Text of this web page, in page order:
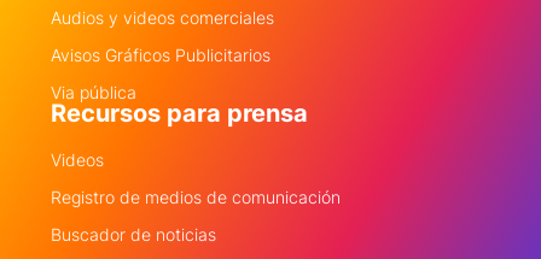
Audios y videos comerciales
Avisos Gráficos Publicitarios
Via pública
Recursos para prensa
Videos
Registro de medios de comunicación
Buscador de noticias